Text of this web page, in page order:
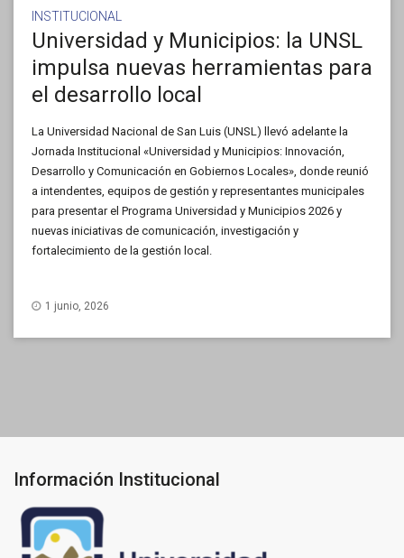
INSTITUCIONAL
Universidad y Municipios: la UNSL
impulsa nuevas herramientas para
el desarrollo local
La Universidad Nacional de San Luis (UNSL) llevó adelante la
Jornada Institucional «Universidad y Municipios: Innovación,
Desarrollo y Comunicación en Gobiernos Locales», donde reunió
a intendentes, equipos de gestión y representantes municipales
para presentar el Programa Universidad y Municipios 2026 y
nuevas iniciativas de comunicación, investigación y
fortalecimiento de la gestión local.
1 junio, 2026
Información Institucional